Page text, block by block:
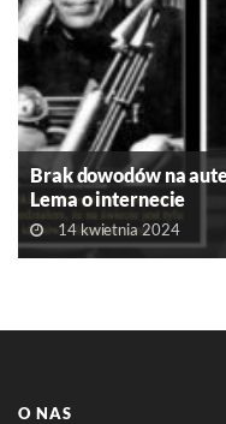
Brak dowodów na
Lema o internecie
14 kwietnia 2024
O NAS